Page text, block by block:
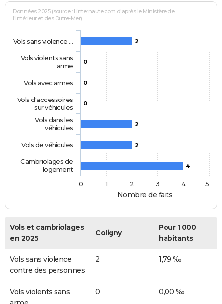
Nombre de faits
Données 2025 (source : Linternaute.com d'après le Ministère de
l'Intérieur et des Outre-Mer)
2
0
0
0
2
2
4
Vols sans violence …
Vols violents sans
arme
Vols avec armes
Vols d'accessoires
sur véhicules
Vols dans les
véhicules
Vols de véhicules
Cambriolages de
logement
0
1 2 3 4 5
Vols et cambriolages
en 2025
Coligny
Pour 1 000
habitants
Vols sans violence
contre des personnes
2 1,79 ‰
Vols violents sans
0 0,00 ‰